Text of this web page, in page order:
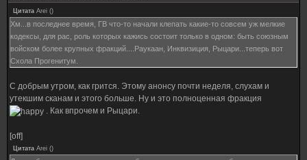
Цитата Arei ()
Хм...в последнее время, ГВ что-то начали клепать какие-то совсем уж мелкие
кодексы, для рас, роль которых кажись состоит только в одном: быть союзным
войском более крупных фракций....Раукаан, Инквизиция, Рыцари...теперь вот
Схола Прогенитум.
С добрым утром, как грится. Этому анонсу почти неделя, слухам и
утекшим сканам и этого больше. Ну и это полноценная фракция
. Как впрочем и Рыцари.
[off]
Цитата Arei ()